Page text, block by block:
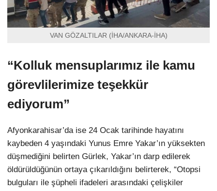
VAN GÖZALTILAR (İHA/ANKARA-İHA)
“Kolluk mensuplarımız ile kamu
görevlilerimize teşekkür
ediyorum”
Afyonkarahisar’da ise 24 Ocak tarihinde hayatını
kaybeden 4 yaşındaki Yunus Emre Yakar’ın yüksekten
düşmediğini belirten Gürlek, Yakar’ın darp edilerek
öldürüldüğünün ortaya çıkarıldığını belirterek, “Otopsi
bulguları ile şüpheli ifadeleri arasındaki çelişkiler